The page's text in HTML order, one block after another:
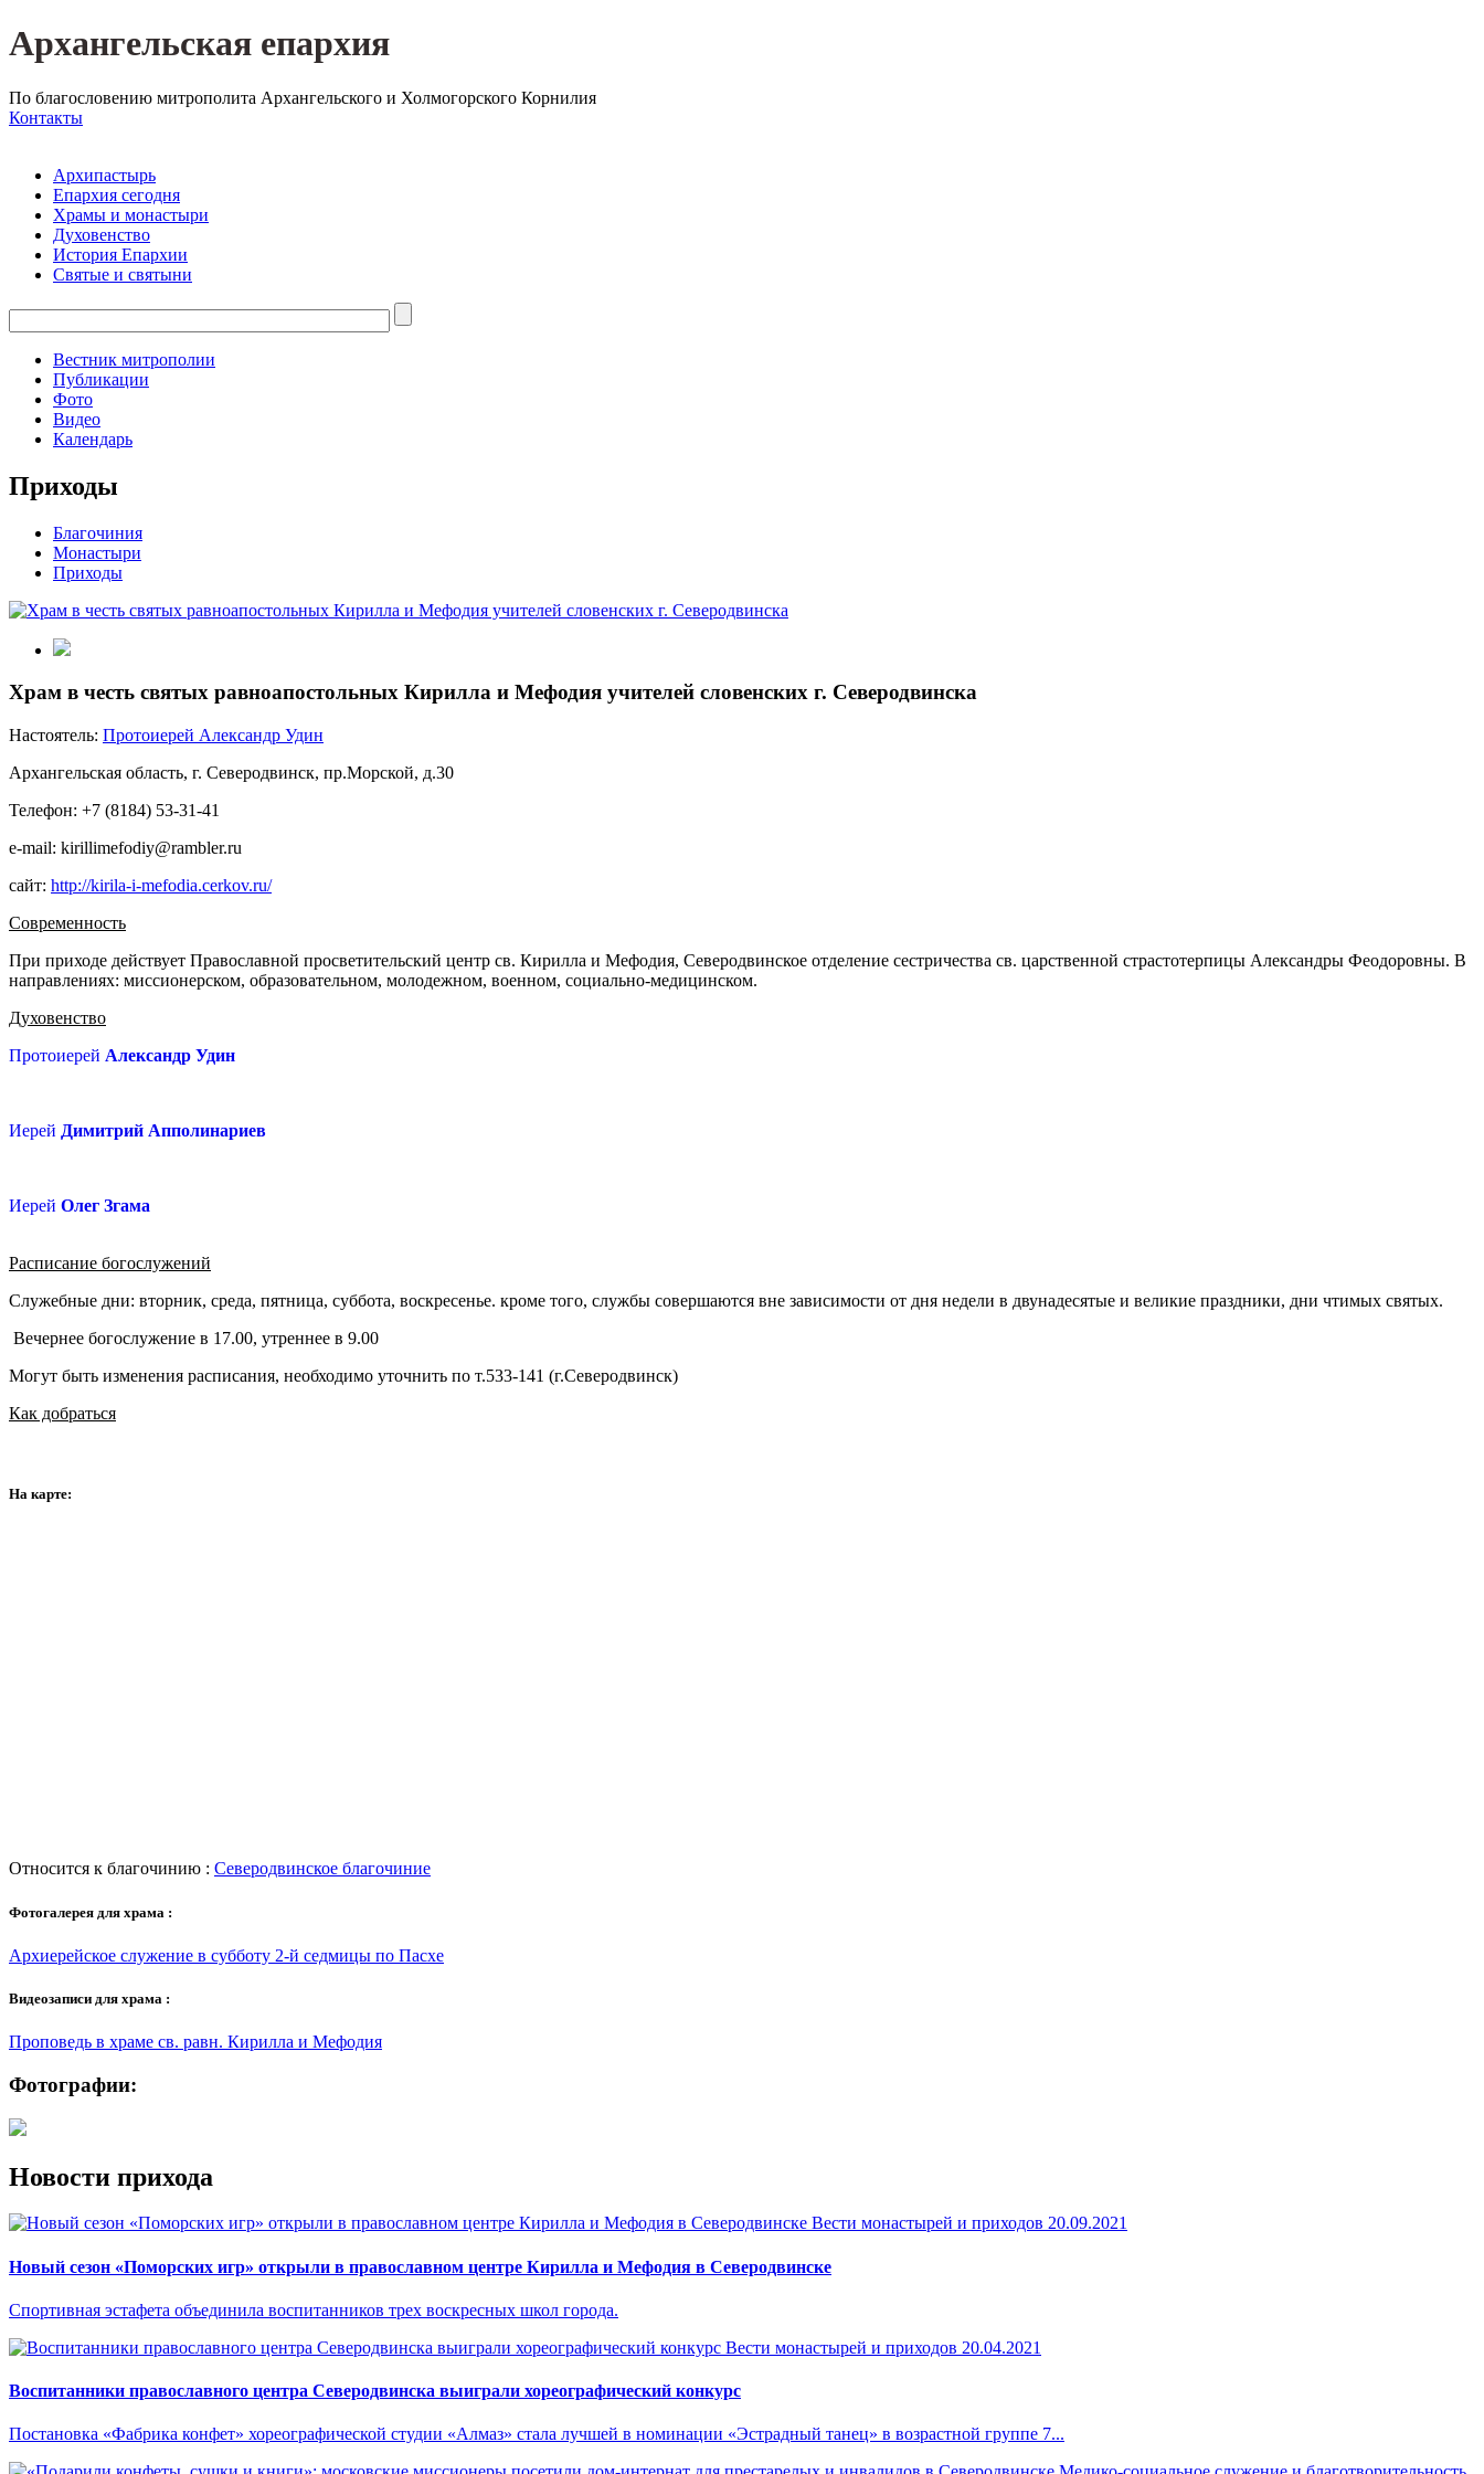
Архангельская епархия
По благословению митрополита Архангельского и Холмогорского Корнилия
Контакты
Архипастырь
Епархия сегодня
Храмы и монастыри
Духовенство
История Епархии
Святые и святыни
Вестник митрополии
Публикации
Фото
Видео
Календарь
Приходы
Благочиния
Монастыри
Приходы
Храм в честь святых равноапостольных Кирилла и Мефодия учителей словенских г. Северодвинска
Настоятель: Протоиерей Александр Удин
Архангельская область, г. Северодвинск, пр.Морской, д.30
Телефон: +7 (8184) 53-31-41
e-mail: kirillimefodiy@rambler.ru
сайт: http://kirila-i-mefodia.cerkov.ru/
Современность
При приходе действует Православной просветительский центр св. Кирилла и Мефодия, Северодвинское отделение сестричества св. царственной страстотерпицы Александры Феодоровны. В
направлениях: миссионерском, образовательном, молодежном, военном, социально-медицинском.
Духовенство
Протоиерей Александр Удин
Иерей Димитрий Апполинариев
Иерей Олег Згама
Расписание богослужений
Служебные дни: вторник, среда, пятница, суббота, воскресенье. кроме того, службы совершаются вне зависимости от дня недели в двунадесятые и великие праздники, дни чтимых святых.
Вечернее богослужение в 17.00, утреннее в 9.00
Могут быть изменения расписания, необходимо уточнить по т.533-141 (г.Северодвинск)
Как добраться
На карте:
Относится к благочинию : Северодвинское благочиние
Фотогалерея для храма :
Архиерейское служение в субботу 2-й седмицы по Пасхе
Видеозаписи для храма :
Проповедь в храме св. равн. Кирилла и Мефодия
Фотографии:
Новости прихода
Вести монастырей и приходов 20.09.2021
Новый сезон «Поморских игр» открыли в православном центре Кирилла и Мефодия в Северодвинске
Спортивная эстафета объединила воспитанников трех воскресных школ города.
Вести монастырей и приходов 20.04.2021
Воспитанники православного центра Северодвинска выиграли хореографический конкурс
Постановка «Фабрика конфет» хореографической студии «Алмаз» стала лучшей в номинации «Эстрадный танец» в возрастной группе 7...